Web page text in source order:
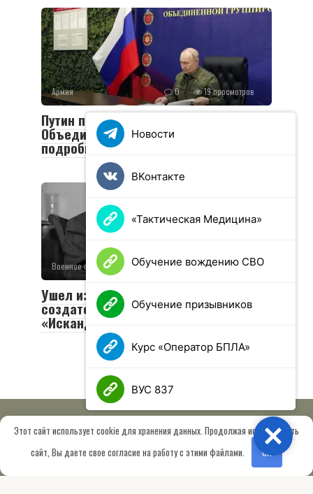
Армия 0 19 просмотров
Путин посетил пункт управления
Объединенной группировки войск:
подробности визита
Военное обозрение 0 49 просмотров
Ушел из жизни Валериан Соболев —
создатель легендарных «Тополей» и
«Искандеров»
© 2026 МОО «Союз ветеранов спецназа ГРУ имени Героя РФ
Шектаева Д.А.»Сведения об образовательной организации
Этот сайт использует cookie для хранения данных. Продолжая использовать
сайт, Вы даете свое согласие на работу с этими файлами.
OK
Новости
ВКонтакте
«Тактическая Медицина»
Обучение вождению СВО
Обучение призывников
Курс «Оператор БПЛА»
ВУС 837
Close